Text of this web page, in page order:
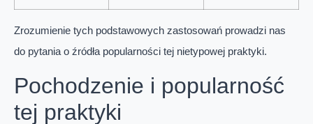
Zrozumienie tych podstawowych zastosowań prowadzi nas
do pytania o źródła popularności tej nietypowej praktyki.
Pochodzenie i popularność
tej praktyki